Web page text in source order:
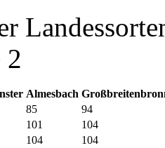
2
Almesbach
85
94
101
104
104
104